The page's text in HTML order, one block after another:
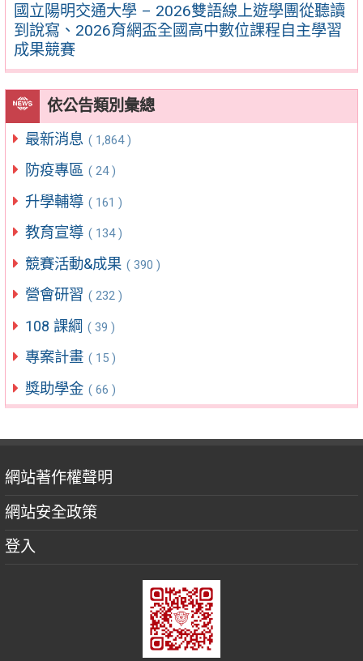
國立陽明交通大學 – 2026雙語線上遊學團從聽讀
到說寫、2026育網盃全國高中數位課程自主學習
成果競賽
依公告類別彙總
最新消息 ( 1,864 )
防疫專區 ( 24 )
升學輔導 ( 161 )
教育宣導 ( 134 )
競賽活動&成果 ( 390 )
營會研習 ( 232 )
108 課綱 ( 39 )
專案計畫 ( 15 )
獎助學金 ( 66 )
網站著作權聲明
網站安全政策
登入